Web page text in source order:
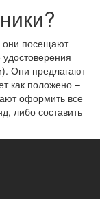
они посещают
Они предлагают
как положено –
оформить все
либо составить